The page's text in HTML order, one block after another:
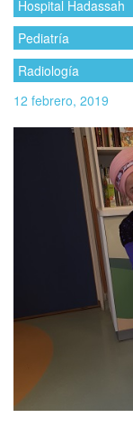
Hospital Hadassah
Pediatría
Radiología
12 febrero, 2019